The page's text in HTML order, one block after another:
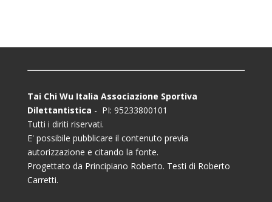
Tai Chi Wu Italia Associazione Sportiva
Dilettantistica - PI: 95233800101
Tutti i diriti riservati.
E' possibile pubblicare il contenuto previa
autorizzazione e citando la fonte.
Progettato da Principiano Roberto. Testi di Roberto
Carretti.